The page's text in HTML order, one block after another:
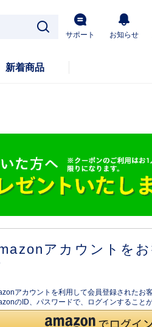
サポート お知らせ
新着商品
アカウントを
アカウントを利用して会員登録されたお客
のID、パスワードで、ログインすることが